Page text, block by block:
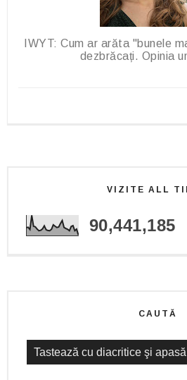
IWYT: Cum ar arăta "bunele
dezbrăcați. Opinia
VIZITE ALL
90,441,185
CAUTĂ